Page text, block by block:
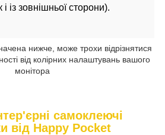
і із зовнішньої сторони).
нижче, може трохи відрізнятися
від колірних налаштувань вашого
монітора
самоклеючі
від Happy Pocket